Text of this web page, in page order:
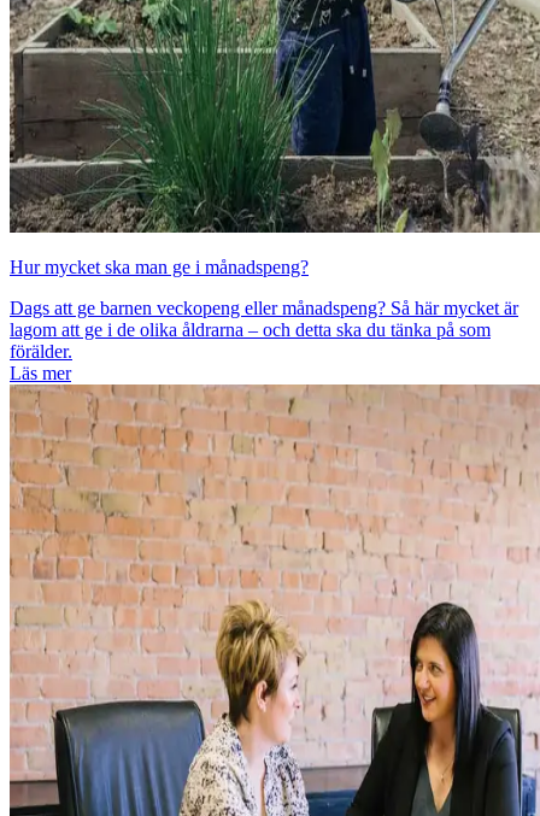
Hur mycket ska man ge i månadspeng?
Dags att ge barnen veckopeng eller månadspeng? Så här mycket är
lagom att ge i de olika åldrarna – och detta ska du tänka på som
förälder.
Läs mer